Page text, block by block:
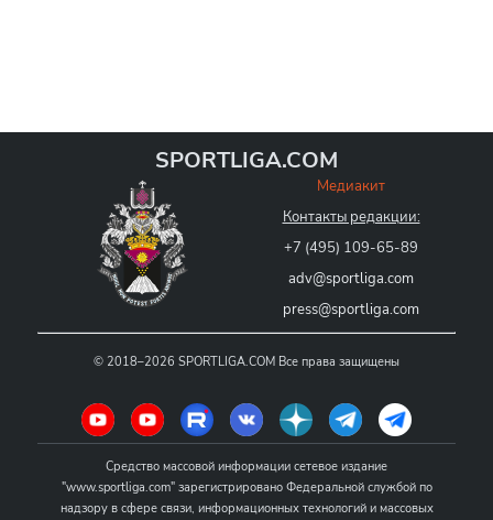
SPORTLIGA.COM
Медиакит
Контакты редакции:
+7 (495) 109-65-89
adv@sportliga.com
press@sportliga.com
© 2018–2026 SPORTLIGA.COM Все права защищены
Средство массовой информации сетевое издание
"www.sportliga.com" зарегистрировано Федеральной службой по
надзору в сфере связи, информационных технологий и массовых